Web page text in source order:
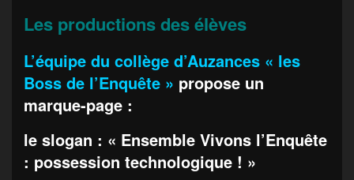
Les productions des élèves
L’équipe du collège d’Auzances « les
Boss de l’Enquête » propose un
marque-page :
le slogan : « Ensemble Vivons l’Enquête
: possession technologique ! »